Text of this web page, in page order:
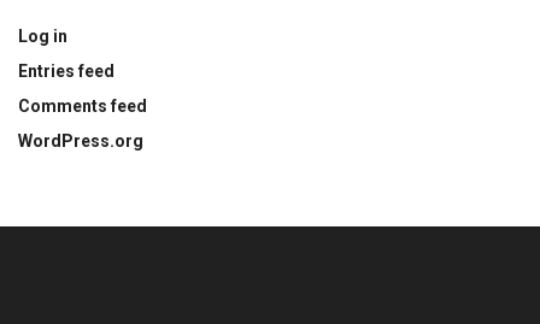
Log in
Entries feed
Comments feed
WordPress.org